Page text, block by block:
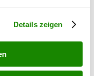
Details zeigen
haben das
befeuert. Hillmich